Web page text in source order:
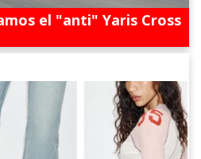
el "anti" Yaris Cross